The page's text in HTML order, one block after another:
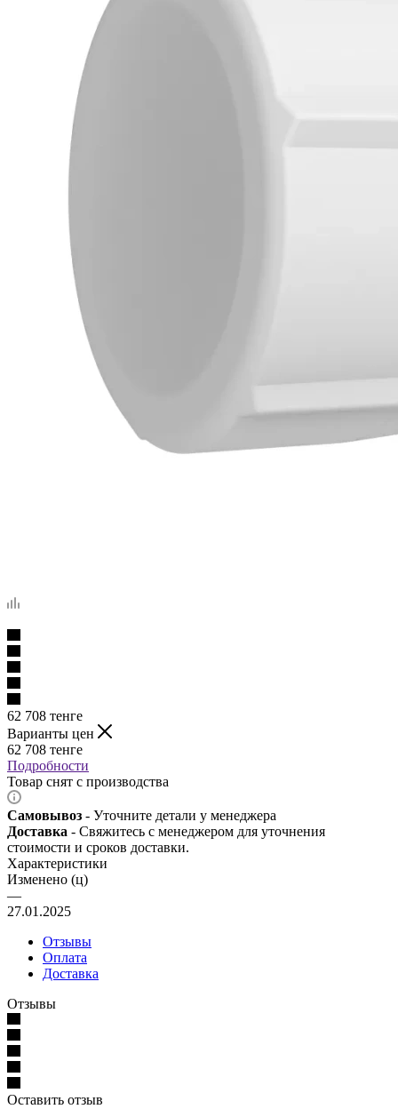
62 708 тенге
Варианты цен
62 708 тенге
Подробности
Товар снят с производства
Самовывоз - Уточните детали у менеджера
Доставка - Свяжитесь с менеджером для уточнения
стоимости и сроков доставки.
Характеристики
Изменено (ц)
—
27.01.2025
Отзывы
Оплата
Доставка
Отзывы
Оставить отзыв